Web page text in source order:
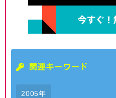
関連キーワード
2005年